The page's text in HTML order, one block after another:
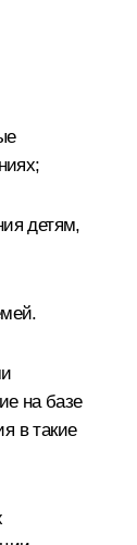
детям,
на базе
в такие